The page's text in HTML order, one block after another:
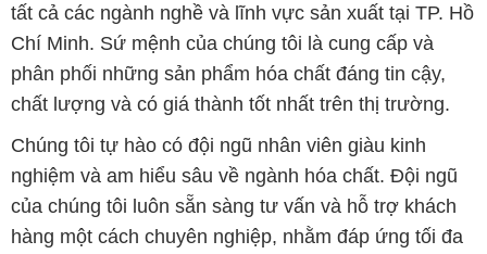
tất cả các ngành nghề và lĩnh vực sản xuất tại TP. Hồ
Chí Minh. Sứ mệnh của chúng tôi là cung cấp và
phân phối những sản phẩm hóa chất đáng tin cậy,
chất lượng và có giá thành tốt nhất trên thị trường.
Chúng tôi tự hào có đội ngũ nhân viên giàu kinh
nghiệm và am hiểu sâu về ngành hóa chất. Đội ngũ
của chúng tôi luôn sẵn sàng tư vấn và hỗ trợ khách
hàng một cách chuyên nghiệp, nhằm đáp ứng tối đa